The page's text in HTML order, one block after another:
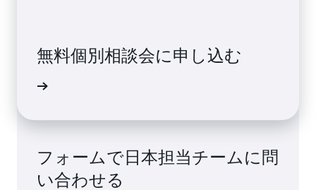
無料個別相談会に申し込む
フォームで日本担当チームに問
い合わせる